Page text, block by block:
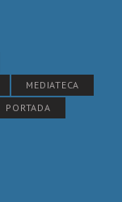
MEDIATECA
PORTADA